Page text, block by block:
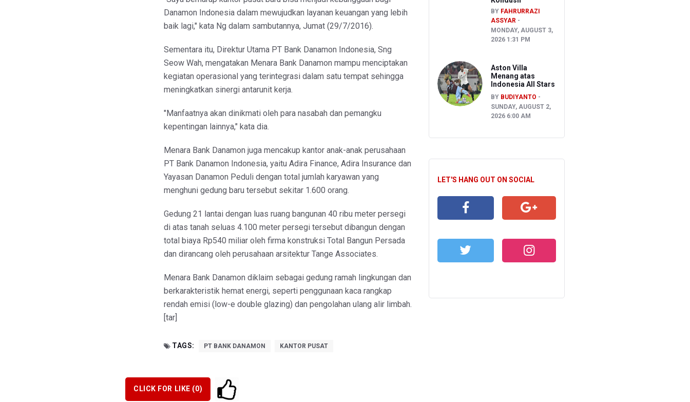
Danamon Indonesia dalam mewujudkan layanan keuangan yang lebih
baik lagi," kata Ng dalam sambutannya, Jumat (29/7/2016).
Sementara itu, Direktur Utama PT Bank Danamon Indonesia, Sng
Seow Wah, mengatakan Menara Bank Danamon mampu menciptakan
kegiatan operasional yang terintegrasi dalam satu tempat sehingga
meningkatkan sinergi antarunit kerja.
"Manfaatnya akan dinikmati oleh para nasabah dan pemangku
kepentingan lainnya," kata dia.
Menara Bank Danamon juga mencakup kantor anak-anak perusahaan
PT Bank Danamon Indonesia, yaitu Adira Finance, Adira Insurance dan
Yayasan Danamon Peduli dengan total jumlah karyawan yang
menghuni gedung baru tersebut sekitar 1.600 orang.
Gedung 21 lantai dengan luas ruang bangunan 40 ribu meter persegi
di atas tanah seluas 4.100 meter persegi tersebut dibangun dengan
total biaya Rp540 miliar oleh firma konstruksi Total Bangun Persada
dan dirancang oleh perusahaan arsitektur Tange Associates.
Menara Bank Danamon diklaim sebagai gedung ramah lingkungan dan
berkarakteristik hemat energi, seperti penggunaan kaca rangkap
rendah emisi (low-e double glazing) dan pengolahan ulang alir limbah.
[tar]
TAGS: PT BANK DANAMON KANTOR PUSAT
CLICK FOR LIKE (0)
BY FAHRURRAZI
ASSYAR
MONDAY, AUGUST 3,
2026 1:31 PM
Aston Villa
Menang atas
Indonesia All Stars
BY BUDIYANTO
SUNDAY, AUGUST 2,
2026 6:00 AM
LET'S HANG OUT ON SOCIAL